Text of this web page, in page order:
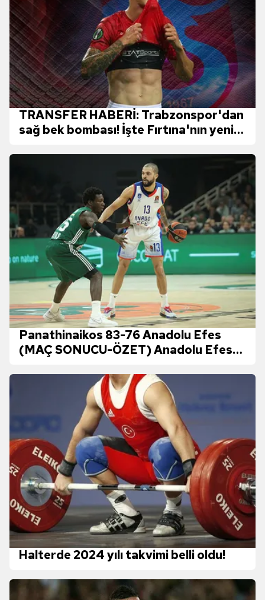
TRANSFER HABERİ: Trabzonspor'dan
sağ bek bombası! İşte Fırtına'nın yeni
Panathinaikos 83-76 Anadolu Efes
(MAÇ SONUCU-ÖZET) Anadolu Efes
Halterde 2024 yılı takvimi belli oldu!